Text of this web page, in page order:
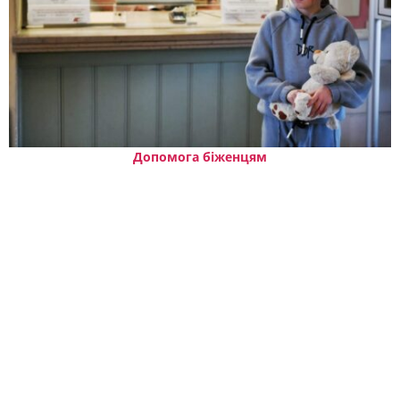
Допомога біженцям